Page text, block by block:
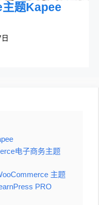
题Kapee
电子商务主题
主题
PRO